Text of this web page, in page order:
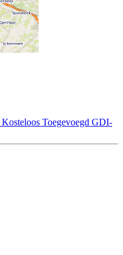
Kosteloos Toegevoegd GDI-